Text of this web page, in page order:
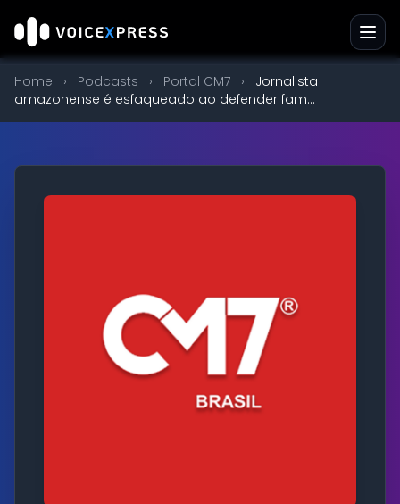
Home › Podcasts › Portal CM7 ›
Jornalista
amazonense é esfaqueado ao defender fam...